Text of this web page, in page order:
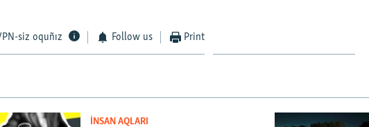
siz oquñız Follow us Print
İNSAN AQLARI